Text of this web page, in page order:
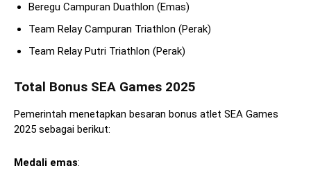
Beregu Campuran Duathlon (Emas)
Team Relay Campuran Triathlon (Perak)
Team Relay Putri Triathlon (Perak)
Total Bonus SEA Games 2025
Pemerintah menetapkan besaran bonus atlet SEA Games
2025 sebagai berikut:
Medali emas: